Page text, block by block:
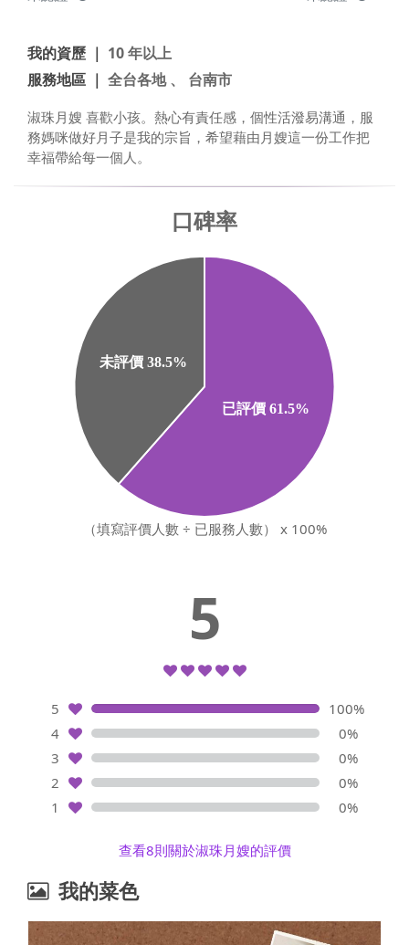
我的資歷 ｜ 10 年以上
服務地區 ｜ 全台各地 、 台南市
淑珠月嫂 喜歡小孩。熱心有責任感，個性活潑易溝通，服
務媽咪做好月子是我的宗旨，希望藉由月嫂這一份工作把
幸福帶給每一個人。
（填寫評價人數 ÷ 已服務人數） x 100%
5
5
100%
4
0%
3
0%
2
0%
1
0%
查看8則關於淑珠月嫂的評價
我的菜色